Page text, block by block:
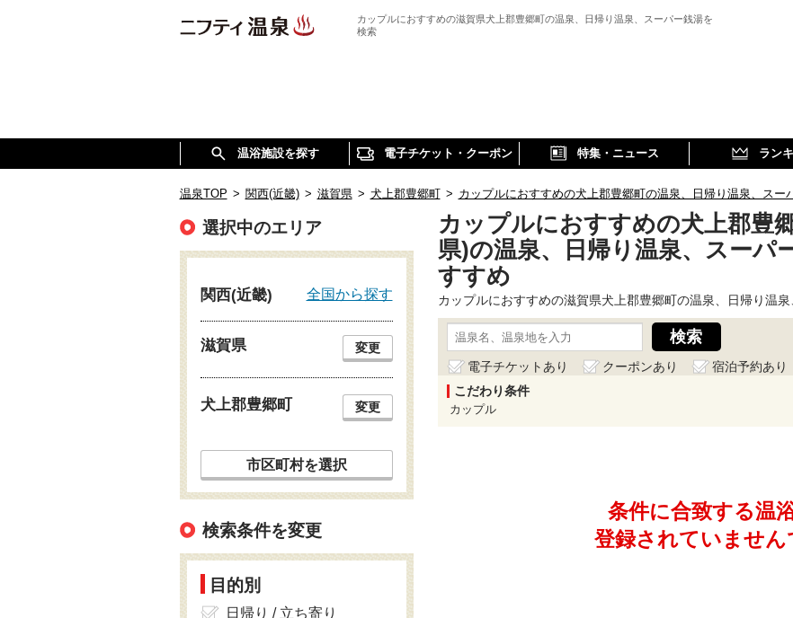
カップルにおすすめの滋賀県犬上郡豊郷町の温泉、日帰り温泉、スーパー銭湯を
検索
温浴施設を探す 電子チケット・クーポン 特集・ニュース ラン
温泉TOP > 関西(近畿) > 滋賀県 > 犬上郡豊郷町 > カップルにおすすめの犬上郡豊郷町の温泉、日帰り温泉、スー
カップルにおすすめの犬上郡豊
県)の温泉、日帰り温泉、スーパ
すすめ
カップルにおすすめの滋賀県犬上郡豊郷町の温泉、日帰り温
電子チケットあり クーポンあり 宿泊予約あり
こだわり条件
カップル
条件に合致する温
登録されていません
選択中のエリア
関西(近畿) 全国から探す
滋賀県 変更
犬上郡豊郷町 変更
市区町村を選択
検索条件を変更
目的別
日帰り / 立ち寄り